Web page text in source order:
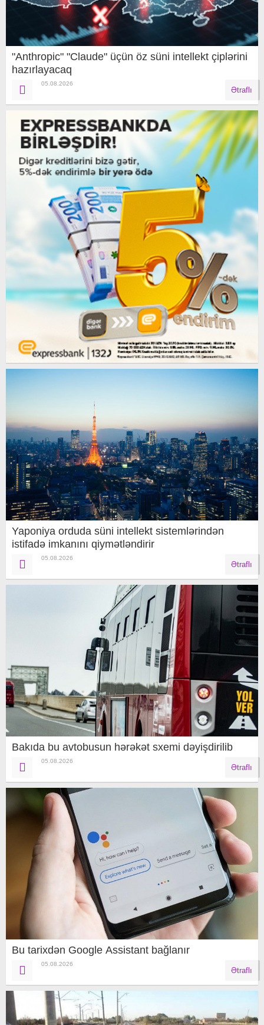
"Anthropic" "Claude" üçün öz süni intellekt çiplərini
hazırlayacaq
05.08.2026
Ətraflı
Yaponiya orduda süni intellekt sistemlərindən
istifadə imkanını qiymətləndirir
05.08.2026
Ətraflı
Bakıda bu avtobusun hərəkət sxemi dəyişdirilib
05.08.2026
Ətraflı
Bu tarixdən Google Assistant bağlanır
05.08.2026
Ətraflı